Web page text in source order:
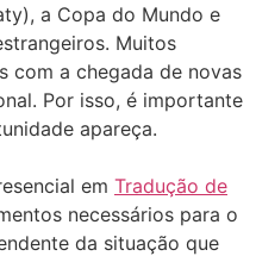
a Copa do Mundo e
Muitos
com a chegada de novas
Por isso, é importante
apareça.
em Tradução de
necessários para o
da situação que